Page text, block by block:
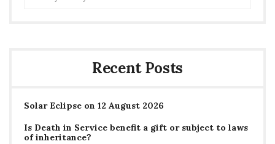
Recent Posts
Solar Eclipse on 12 August 2026
Is Death in Service benefit a gift or subject to laws
of inheritance?